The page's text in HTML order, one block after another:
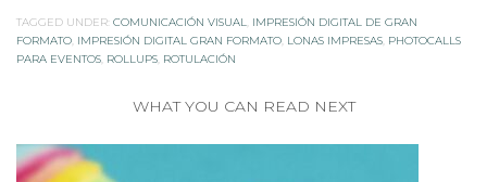
TAGGED UNDER: COMUNICACIÓN VISUAL IMPRESIÓN DIGITAL DE GRAN
FORMATO IMPRESIÓN DIGITAL GRAN FORMATO LONAS IMPRESAS PHOTOCALLS
PARA EVENTOS ROLLUPS ROTULACIÓN
WHAT YOU CAN READ NEXT